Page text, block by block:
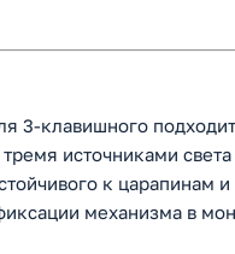
3-клавишного
источниками
к царапинам
механизма в